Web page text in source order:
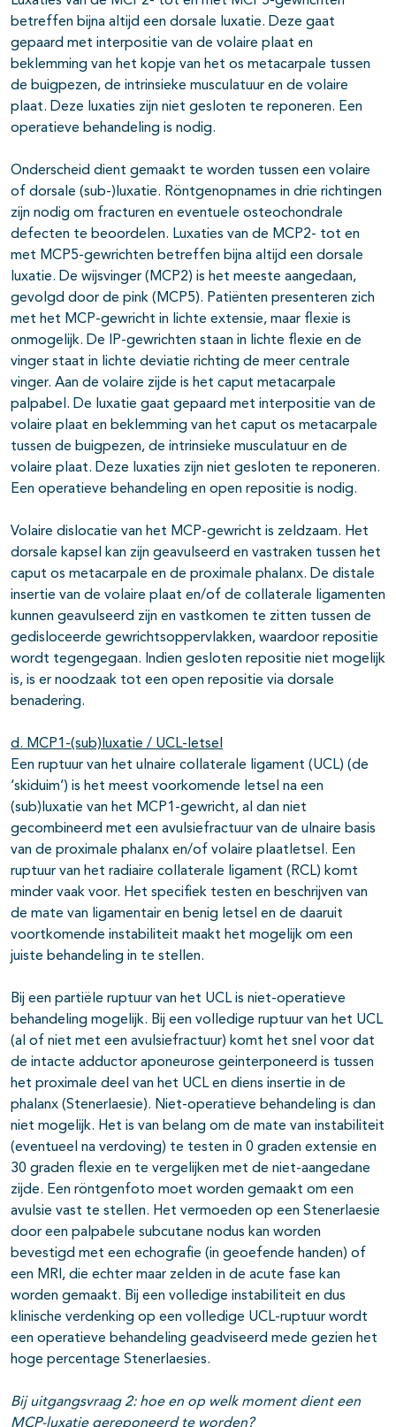
betreffen bijna altijd een dorsale luxatie. Deze gaat
gepaard met interpositie van de volaire plaat en
beklemming van het kopje van het os metacarpale tussen
de buigpezen, de intrinsieke musculatuur en de volaire
plaat. Deze luxaties zijn niet gesloten te reponeren. Een
operatieve behandeling is nodig.
Onderscheid dient gemaakt te worden tussen een volaire
of dorsale (sub-)luxatie. Röntgenopnames in drie richtingen
zijn nodig om fracturen en eventuele osteochondrale
defecten te beoordelen. Luxaties van de MCP2- tot en
met MCP5-gewrichten betreffen bijna altijd een dorsale
luxatie. De wijsvinger (MCP2) is het meeste aangedaan,
gevolgd door de pink (MCP5). Patiënten presenteren zich
met het MCP-gewricht in lichte extensie, maar flexie is
onmogelijk. De IP-gewrichten staan in lichte flexie en de
vinger staat in lichte deviatie richting de meer centrale
vinger. Aan de volaire zijde is het caput metacarpale
palpabel. De luxatie gaat gepaard met interpositie van de
volaire plaat en beklemming van het caput os metacarpale
tussen de buigpezen, de intrinsieke musculatuur en de
volaire plaat. Deze luxaties zijn niet gesloten te reponeren.
Een operatieve behandeling en open repositie is nodig.
Volaire dislocatie van het MCP-gewricht is zeldzaam. Het
dorsale kapsel kan zijn geavulseerd en vastraken tussen het
caput os metacarpale en de proximale phalanx. De distale
insertie van de volaire plaat en/of de collaterale ligamenten
kunnen geavulseerd zijn en vastkomen te zitten tussen de
gedisloceerde gewrichtsoppervlakken, waardoor repositie
wordt tegengegaan. Indien gesloten repositie niet mogelijk
is, is er noodzaak tot een open repositie via dorsale
benadering.
d. MCP1-(sub)luxatie / UCL-letsel
Een ruptuur van het ulnaire collaterale ligament (UCL) (de
‘skiduim’) is het meest voorkomende letsel na een
(sub)luxatie van het MCP1-gewricht, al dan niet
gecombineerd met een avulsiefractuur van de ulnaire basis
van de proximale phalanx en/of volaire plaatletsel. Een
ruptuur van het radiaire collaterale ligament (RCL) komt
minder vaak voor. Het specifiek testen en beschrijven van
de mate van ligamentair en benig letsel en de daaruit
voortkomende instabiliteit maakt het mogelijk om een
juiste behandeling in te stellen.
Bij een partiële ruptuur van het UCL is niet-operatieve
behandeling mogelijk. Bij een volledige ruptuur van het UCL
(al of niet met een avulsiefractuur) komt het snel voor dat
de intacte adductor aponeurose geinterponeerd is tussen
het proximale deel van het UCL en diens insertie in de
phalanx (Stenerlaesie). Niet-operatieve behandeling is dan
niet mogelijk. Het is van belang om de mate van instabiliteit
(eventueel na verdoving) te testen in 0 graden extensie en
30 graden flexie en te vergelijken met de niet-aangedane
zijde. Een röntgenfoto moet worden gemaakt om een
avulsie vast te stellen. Het vermoeden op een Stenerlaesie
door een palpabele subcutane nodus kan worden
bevestigd met een echografie (in geoefende handen) of
een MRI, die echter maar zelden in de acute fase kan
worden gemaakt. Bij een volledige instabiliteit en dus
klinische verdenking op een volledige UCL-ruptuur wordt
een operatieve behandeling geadviseerd mede gezien het
hoge percentage Stenerlaesies.
Bij uitgangsvraag 2: hoe en op welk moment dient een
MCP-luxatie gereponeerd te worden?